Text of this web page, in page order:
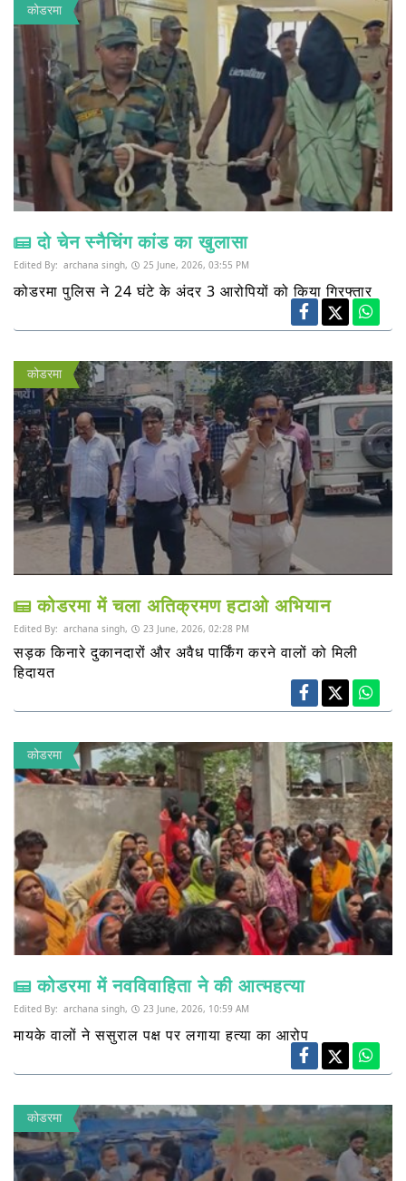
कोडरमा
दो चेन स्नैचिंग कांड का खुलासा
Edited By: archana singh, 25 June, 2026, 03:55 PM
कोडरमा पुलिस ने 24 घंटे के अंदर 3 आरोपियों को किया गिरफ्तार
कोडरमा
कोडरमा में चला अतिक्रमण हटाओ अभियान
Edited By: archana singh, 23 June, 2026, 02:28 PM
सड़क किनारे दुकानदारों और अवैध पार्किंग करने वालों को मिली
हिदायत
कोडरमा
कोडरमा में नवविवाहिता ने की आत्महत्या
Edited By: archana singh, 23 June, 2026, 10:59 AM
मायके वालों ने ससुराल पक्ष पर लगाया हत्या का आरोप
कोडरमा